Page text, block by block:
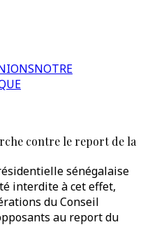
NOTRE
contre le report de la
sénégalaise
interdite à cet effet,
du Conseil
au report du